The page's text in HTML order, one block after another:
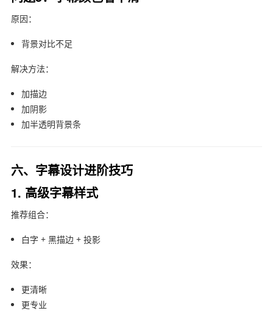
原因：
背景对比不足
解决方法：
加描边
加阴影
加半透明背景条
六、字幕设计进阶技巧
1. 高级字幕样式
推荐组合：
白字 + 黑描边 + 投影
效果：
更清晰
更专业